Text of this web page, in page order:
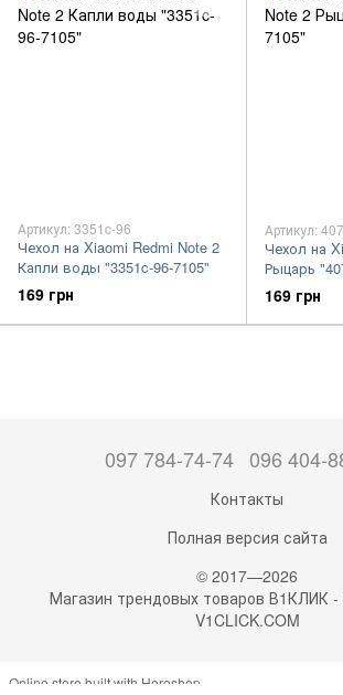
Артикул: 3351c-96
Чехол на Xiaomi Redmi Note 2
Капли воды "3351c-96-7105"
169 грн
Артикул:
Чехол на
Рыцарь
169 грн
097 784-74-74 096 404-
Контакты
Полная версия сайта
© 2017—2026
Магазин трендовых товаров В1КЛИК -
V1CLICK.COM
Online store built with Horoshop